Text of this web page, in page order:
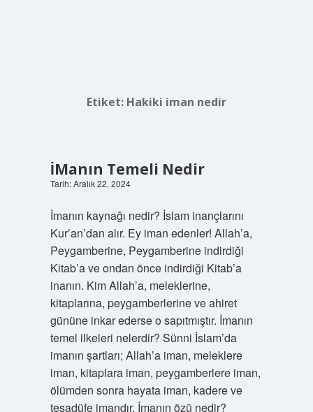
Etiket: Hakiki iman nedir
İManın Temeli Nedir
Tarih: Aralık 22, 2024
İmanın kaynağı nedir? İslam inançlarını
Kur’an’dan alır. Ey iman edenler! Allah’a,
Peygamberine, Peygamberine indirdiği
Kitab’a ve ondan önce indirdiği Kitab’a
inanın. Kim Allah’a, meleklerine,
kitaplarına, peygamberlerine ve ahiret
gününe inkar ederse o sapıtmıştır. İmanın
temel ilkeleri nelerdir? Sünni İslam’da
imanın şartları; Allah’a iman, meleklere
iman, kitaplara iman, peygamberlere iman,
ölümden sonra hayata iman, kadere ve
tesadüfe imandır. İmanın özü nedir?